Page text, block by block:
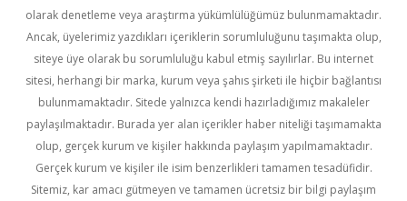
olarak denetleme veya araştırma yükümlülüğümüz bulunmamaktadır.
Ancak, üyelerimiz yazdıkları içeriklerin sorumluluğunu taşımakta olup,
siteye üye olarak bu sorumluluğu kabul etmiş sayılırlar. Bu internet
sitesi, herhangi bir marka, kurum veya şahıs şirketi ile hiçbir bağlantısı
bulunmamaktadır. Sitede yalnızca kendi hazırladığımız makaleler
paylaşılmaktadır. Burada yer alan içerikler haber niteliği taşımamakta
olup, gerçek kurum ve kişiler hakkında paylaşım yapılmamaktadır.
Gerçek kurum ve kişiler ile isim benzerlikleri tamamen tesadüfidir.
Sitemiz, kar amacı gütmeyen ve tamamen ücretsiz bir bilgi paylaşım